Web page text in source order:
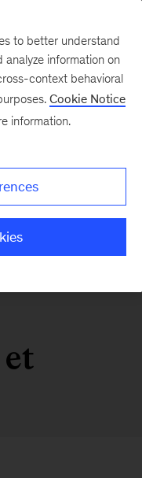
to better understand
analyze information on
context behavioral
Cookie Notice
information.